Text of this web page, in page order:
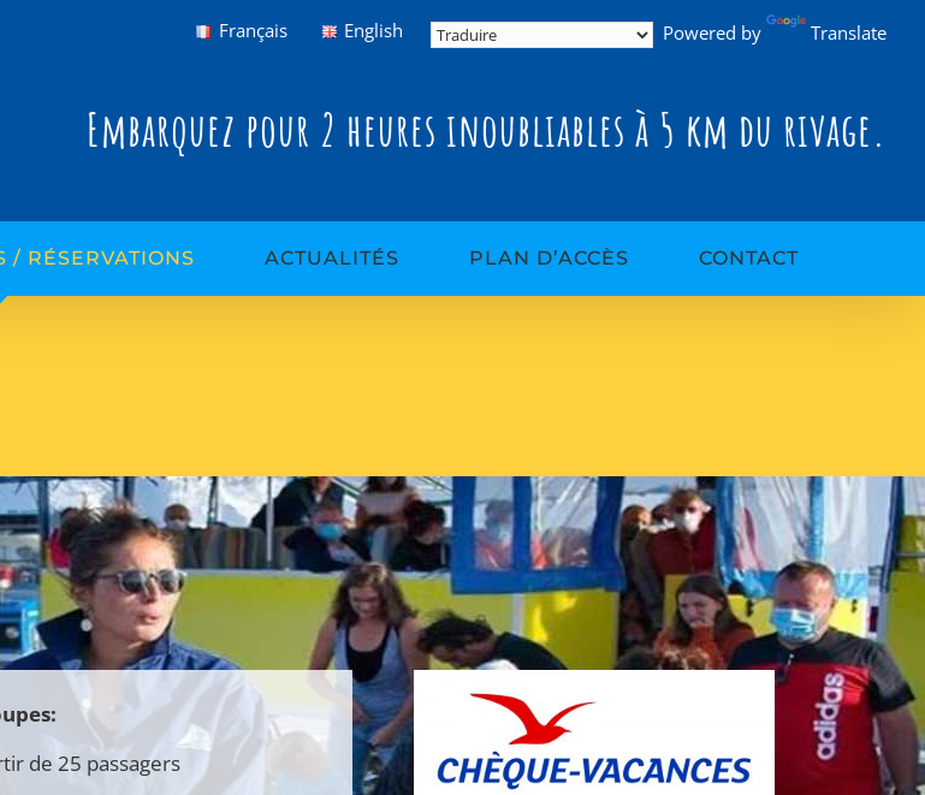
Français English Powered by Translate
Embarquez pour 2 heures inoubliables à 5 km du rivage.
/ RÉSERVATIONS ACTUALITÉS PLAN D’ACCÈS CONTACT
de 25 passagers